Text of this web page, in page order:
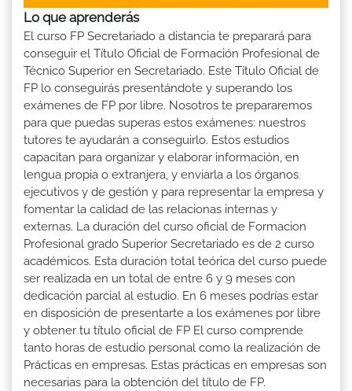
Lo que aprenderás
El curso FP Secretariado a distancia te preparará para
conseguir el Título Oficial de Formación Profesional de
Técnico Superior en Secretariado. Este Título Oficial de
FP lo conseguirás presentándote y superando los
exámenes de FP por libre. Nosotros te prepararemos
para que puedas superas estos exámenes: nuestros
tutores te ayudarán a conseguirlo. Estos estudios
capacitan para organizar y elaborar información, en
lengua propia o extranjera, y enviarla a los órganos
ejecutivos y de gestión y para representar la empresa y
fomentar la calidad de las relacionas internas y
externas. La duración del curso oficial de Formacion
Profesional grado Superior Secretariado es de 2 curso
académicos. Esta duración total teórica del curso puede
ser realizada en un total de entre 6 y 9 meses con
dedicación parcial al estudio. En 6 meses podrías estar
en disposición de presentarte a los exámenes por libre
y obtener tu título oficial de FP El curso comprende
tanto horas de estudio personal como la realización de
Prácticas en empresas. Estas prácticas en empresas son
necesarias para la obtención del título de FP.